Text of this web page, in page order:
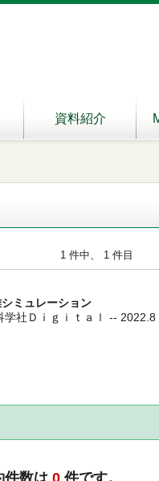
資料紹介
1 件中、 1 件目
ミュレーション
社Ｄｉｇｉｔａｌ -- 2022.8
件数は 0 件です。